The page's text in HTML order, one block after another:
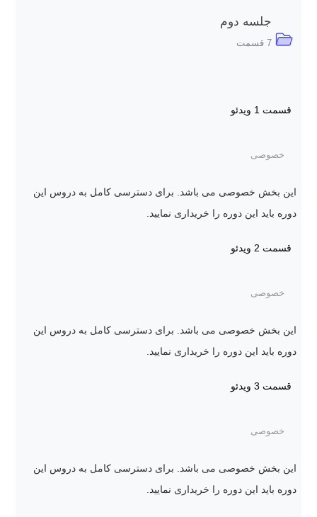
جلسه دوم
7 قسمت
قسمت 1 ویدئو
خصوصی
این بخش خصوصی می باشد. برای دسترسی کامل به دروس این
دوره باید این دوره را خریداری نمایید.
قسمت 2 ویدئو
خصوصی
این بخش خصوصی می باشد. برای دسترسی کامل به دروس این
دوره باید این دوره را خریداری نمایید.
قسمت 3 ویدئو
خصوصی
این بخش خصوصی می باشد. برای دسترسی کامل به دروس این
دوره باید این دوره را خریداری نمایید.